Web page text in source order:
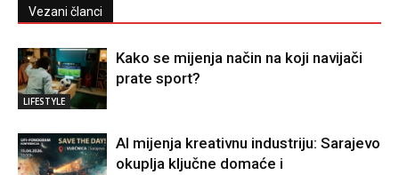
Vezani članci
LIFESTYLE
Kako se mijenja način na koji navijači
prate sport?
AI mijenja kreativnu industriju: Sarajevo
okuplja ključne domaće i